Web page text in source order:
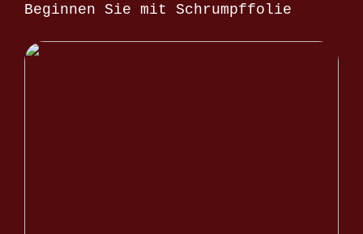
Beginnen Sie mit Schrumpffolie